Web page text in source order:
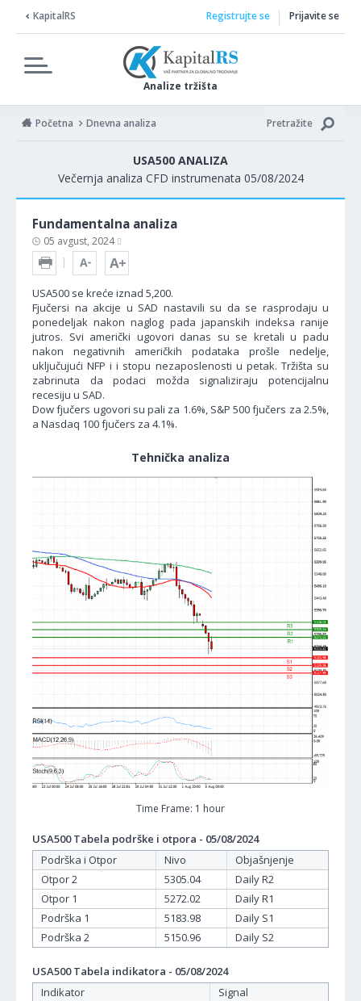
KapitalRS
Analize tržišta
Registrujte se Prijavite se
Početna Dnevna analiza Pretražite
USA500 ANALIZA
Večernja analiza CFD instrumenata 05/08/2024
Fundamentalna analiza
05 avgust, 2024
USA500 se kreće iznad 5,200.
Fjučersi na akcije u SAD nastavili su da se rasprodaju u
ponedeljak nakon naglog pada japanskih indeksa ranije
jutros. Svi američki ugovori danas su se kretali u padu
nakon negativnih američkih podataka prošle nedelje,
uključujući NFP i i stopu nezaposlenosti u petak. Tržišta su
zabrinuta da podaci možda signaliziraju potencijalnu
recesiju u SAD.
Dow fjučers ugovori su pali za 1.6%, S&P 500 fjučers za 2.5%,
a Nasdaq 100 fjučers za 4.1%.
Tehnička analiza
Time Frame: 1 hour
USA500 Tabela podrške i otpora - 05/08/2024
Podrška i Otpor
Nivo
Objašnjenje
Otpor 2
5305.04
Daily R2
Otpor 1
5272.02
Daily R1
Podrška 1
5183.98
Daily S1
Podrška 2
5150.96 Daily S2
USA500 Tabela indikatora - 05/08/2024
Indikator
Signal